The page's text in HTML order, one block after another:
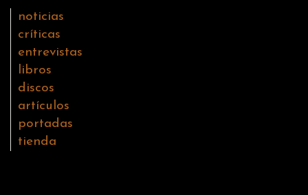
noticias
críticas
entrevistas
libros
discos
artículos
portadas
tienda